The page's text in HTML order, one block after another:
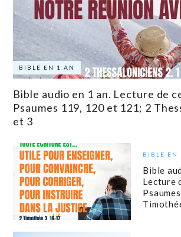
BIBLE EN 1 AN
Bible audio en 1 an. Lecture de
Psaumes 119, 120 et 121; 2
et 3
BIBLE EN
Bible
Lecture